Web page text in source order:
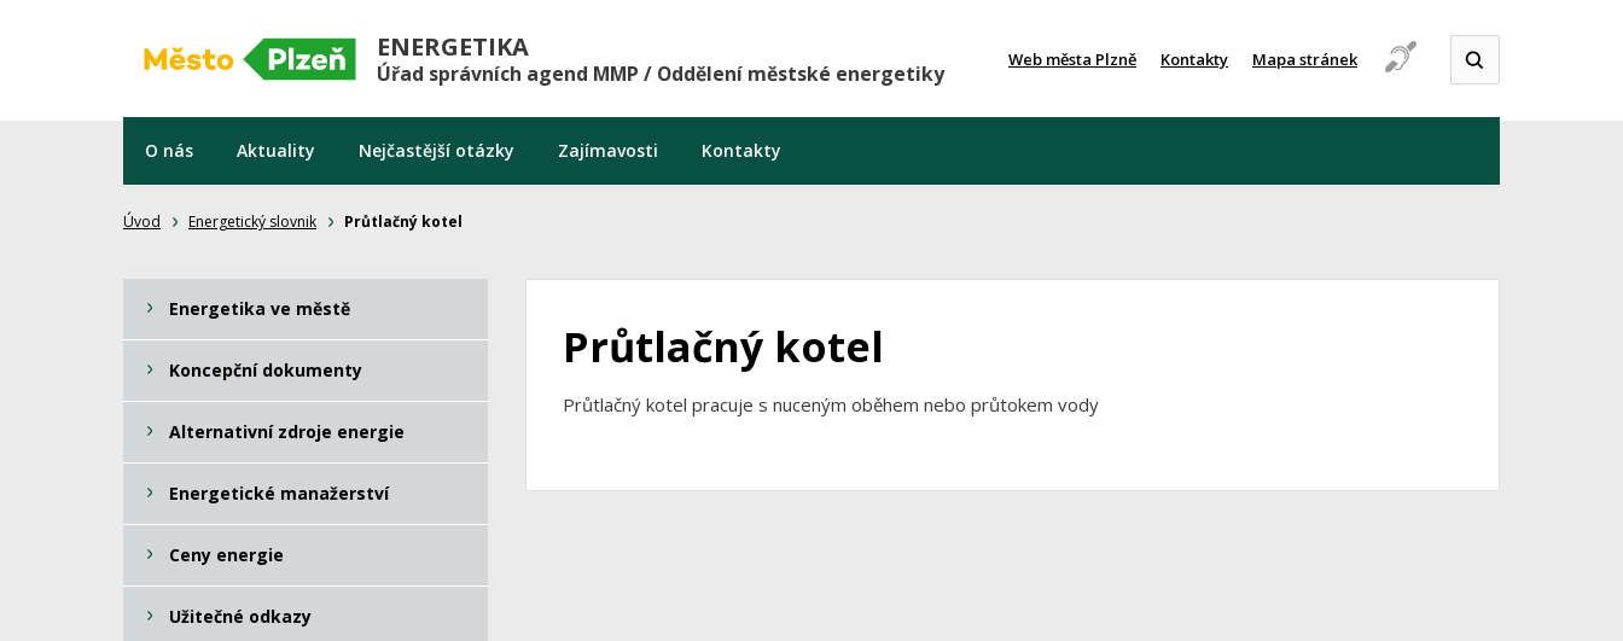
ENERGETIKA
Úřad správních agend MMP / Oddělení městské energetiky
Web města Plzně Kontakty Mapa stránek
O nás Aktuality Nejčastější otázky Zajímavosti Kontakty
Úvod Energetický slovnik Průtlačný kotel
Průtlačný kotel
Průtlačný kotel pracuje s nuceným oběhem nebo průtokem vody
Energetika ve městě
Koncepční dokumenty
Alternativní zdroje energie
Energetické manažerství
Ceny energie
Užitečné odkazy